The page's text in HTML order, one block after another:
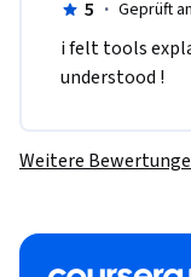
5 · Geprüft
i felt tools
understood !
Weitere